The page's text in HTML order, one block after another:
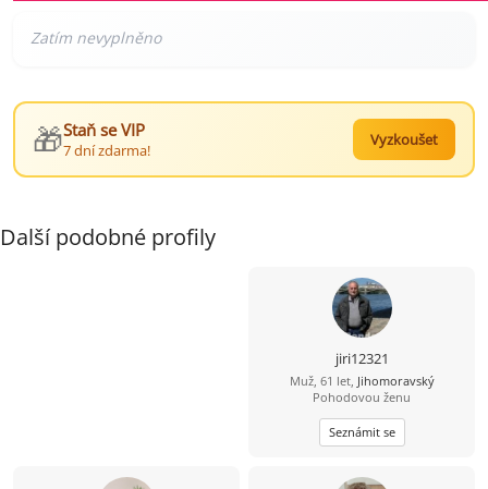
🎁Staň se VIP
7 dní zdarma!
Vyzkoušet
Další podobné profily
jiri12321
Muž, 61 let, Jihomoravský
Pohodovou ženu
Seznámit se